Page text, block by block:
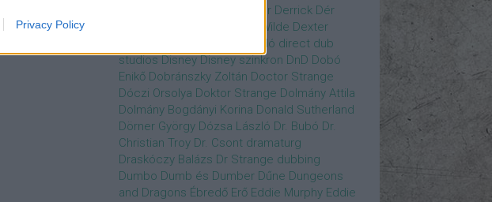
Privacy Policy
Denevérember Derrick Dér
Devora Wilde Dexter
díjátadó direct dub
studios Disney Disney szinkron DnD Dobó
Enikő Dobránszky Zoltán Doctor Strange
Dóczi Orsolya Doktor Strange Dolmány Attila
Dolmány Bogdányi Korina Donald Sutherland
Dörner György Dózsa László Dr. Bubó Dr.
Christian Troy Dr. Csont dramaturg
Draskóczy Balázs Dr Strange dubbing
Dumbo Dumb és Dumber Dűne Dungeons
and Dragons Ébredő Erő Eddie Murphy Eddie